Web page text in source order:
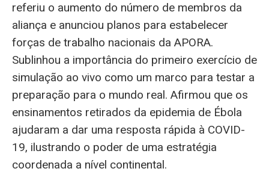
referiu o aumento do número de membros da
aliança e anunciou planos para estabelecer
forças de trabalho nacionais da APORA.
Sublinhou a importância do primeiro exercício de
simulação ao vivo como um marco para testar a
preparação para o mundo real. Afirmou que os
ensinamentos retirados da epidemia de Ébola
ajudaram a dar uma resposta rápida à COVID-
19, ilustrando o poder de uma estratégia
coordenada a nível continental.